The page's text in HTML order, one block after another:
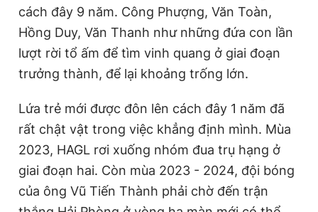
cách đây 9 năm. Công Phượng, Văn Toàn,
Hồng Duy, Văn Thanh như những đứa con lần
lượt rời tổ ấm để tìm vinh quang ở giai đoạn
trưởng thành, để lại khoảng trống lớn.
Lứa trẻ mới được đôn lên cách đây 1 năm đã
rất chật vật trong việc khẳng định mình. Mùa
2023, HAGL rơi xuống nhóm đua trụ hạng ở
giai đoạn hai. Còn mùa 2023 - 2024, đội bóng
của ông Vũ Tiến Thành phải chờ đến trận